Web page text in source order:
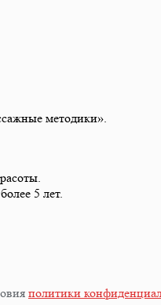
методики».
5 лет.
политики